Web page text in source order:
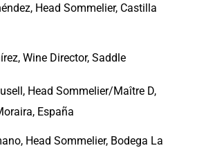
Head Sommelier, Castilla
Wine Director, Saddle
Head Sommelier/Maître D,
España
Head Sommelier, Bodega La